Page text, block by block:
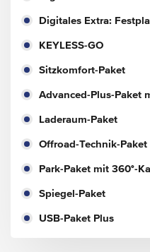
Digitales Extra:
KEYLESS-GO
Sitzkomfort-Paket
Advanced-Plus-Paket
Laderaum-Paket
Offroad-Technik-Paket
Park-Paket mit 360°-
Spiegel-Paket
USB-Paket Plus